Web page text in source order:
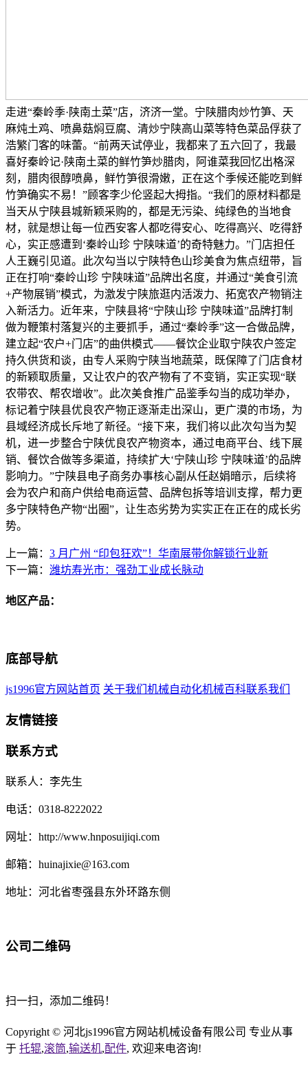
走进“秦岭季·陕南土菜”店，济济一堂。宁陕腊肉炒竹笋、天
麻炖土鸡、喷鼻菇焖豆腐、清炒宁陕高山菜等特色菜品俘获了
浩繁门客的味蕾。“前两天试停业，我都来了五六回了，我最
喜好秦岭记·陕南土菜的鲜竹笋炒腊肉，阿谁菜我回忆出格深
刻，腊肉很醇喷鼻，鲜竹笋很滑嫩，正在这个季候还能吃到鲜
竹笋确实不易！”顾客李少伦竖起大拇指。“我们的原材料都是
当天从宁陕县城新颖采购的，都是无污染、纯绿色的当地食
材，就是想让每一位西安客人都吃得安心、吃得高兴、吃得舒
心，实正感遭到‘秦岭山珍 宁陕味道’的奇特魅力。”门店担任
人王巍引见道。此次勾当以宁陕特色山珍美食为焦点纽带，旨
正在打响“秦岭山珍 宁陕味道”品牌出名度，并通过“美食引流
+产物展销”模式，为激发宁陕旅逛内活泼力、拓宽农产物销注
入新活力。近年来，宁陕县将“宁陕山珍 宁陕味道”品牌打制
做为鞭策村落复兴的主要抓手，通过“秦岭季”这一合做品牌，
建立起“农户+门店”的曲供模式——餐饮企业取宁陕农户签定
持久供货和谈，由专人采购宁陕当地蔬菜，既保障了门店食材
的新颖取质量，又让农户的农产物有了不变销，实正实现“联
农带农、帮农增收”。此次美食推广品鉴季勾当的成功举办，
标记着宁陕县优良农产物正逐渐走出深山，更广漠的市场，为
县域经济成长斥地了新径。“接下来，我们将以此次勾当为契
机，进一步整合宁陕优良农产物资本，通过电商平台、线下展
销、餐饮合做等多渠道，持续扩大‘宁陕山珍 宁陕味道’的品牌
影响力。”宁陕县电子商务办事核心副从任赵娟暗示，后续将
会为农户和商户供给电商运营、品牌包拆等培训支撑，帮力更
多宁陕特色产物“出圈”，让生态劣势为实实正在正在的成长劣
势。
上一篇： 3 月广州 “印包狂欢”！华南展带你解锁行业新
下一篇： 潍坊寿光市：强劲工业成长脉动
地区产品：
底部导航
js1996官方网站首页 关于我们 机械自动化机械百科联系我们
友情链接
联系方式
联系人：李先生
电话：0318-8222022
网址：http://www.hnposuijiqi.com
邮箱：huinajixie@163.com
地址：河北省枣强县东外环路东侧
公司二维码
扫一扫，添加二维码！
Copyright © 河北js1996官方网站机械设备有限公司 专业从事
于 托辊,滚筒,输送机,配件, 欢迎来电咨询!